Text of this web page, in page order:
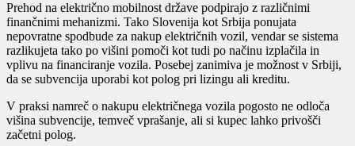
Prehod na električno mobilnost države podpirajo z različnimi
finančnimi mehanizmi. Tako Slovenija kot Srbija ponujata
nepovratne spodbude za nakup električnih vozil, vendar se sistema
razlikujeta tako po višini pomoči kot tudi po načinu izplačila in
vplivu na financiranje vozila. Posebej zanimiva je možnost v Srbiji,
da se subvencija uporabi kot polog pri lizingu ali kreditu.
V praksi namreč o nakupu električnega vozila pogosto ne odloča
višina subvencije, temveč vprašanje, ali si kupec lahko privošči
začetni polog.